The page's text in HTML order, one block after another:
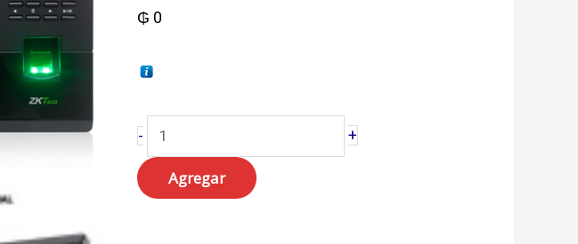
₲ 0
-
MB10
cantidad
+
Agregar